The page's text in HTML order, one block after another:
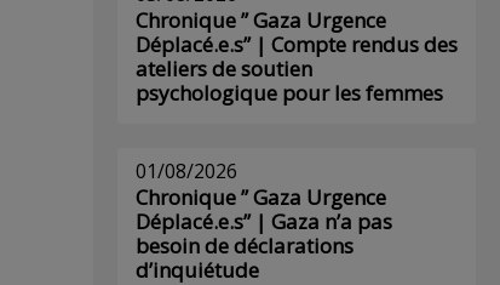
Chronique ” Gaza Urgence
Déplacé.e.s” | Compte rendus des
ateliers de soutien
psychologique pour les femmes
01/08/2026
Chronique ” Gaza Urgence
Déplacé.e.s” | Gaza n’a pas
besoin de déclarations
d’inquiétude